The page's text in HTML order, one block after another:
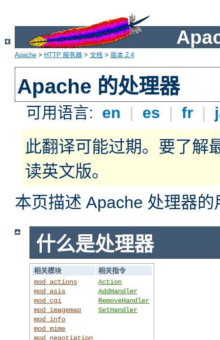
Apache > HTTP 服务器 > 文档 > 版本 2.4
Apache 的处理器
可用语言: en | es | fr |
此翻译可能过期。要了解
读英文版。
本页描述 Apache 处理器的
什么是处理器
相关模块
相关指令
mod_actions
mod_asis
mod_cgi
mod_imagemap
mod_info
mod_mime
mod_negotiation
Action
AddHandler
RemoveHandler
SetHandler